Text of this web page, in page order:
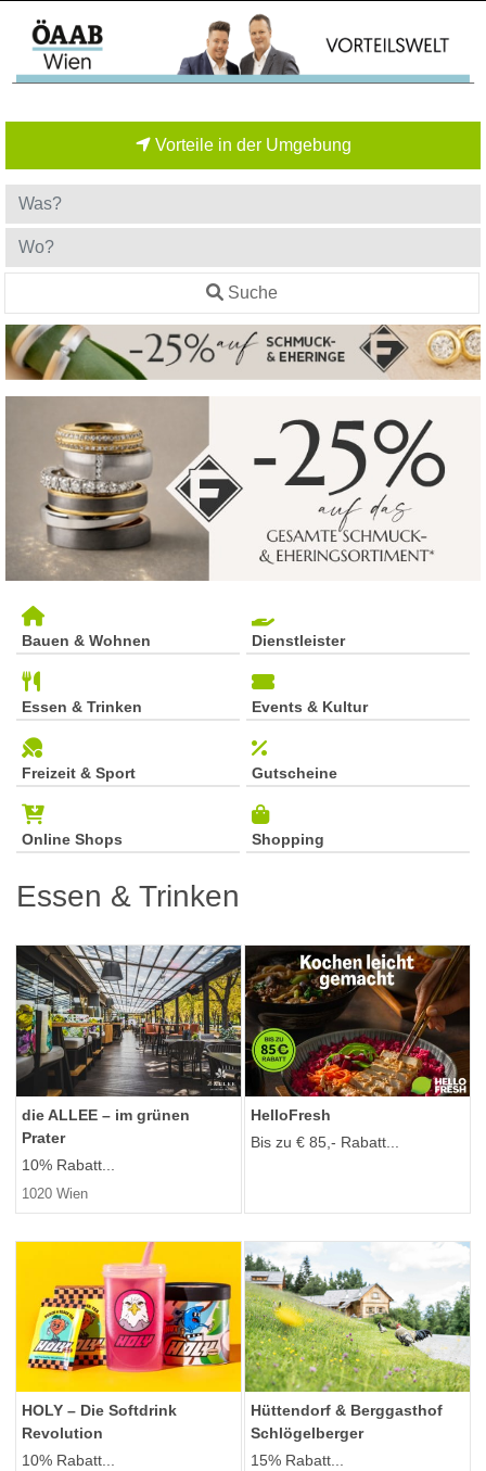
Vorteile in der Umgebung
Suche
Bauen & Wohnen Dienstleister
Essen & Trinken Events & Kultur
Freizeit & Sport Gutscheine
Online Shops Shopping
Essen & Trinken
die ALLEE – im grünen
Prater
10% Rabatt...
1020 Wien
HelloFresh
Bis zu € 85,- Rabatt...
HOLY – Die Softdrink
Revolution
10% Rabatt...
Hüttendorf & Berggasthof
Schlögelberger
15% Rabatt...